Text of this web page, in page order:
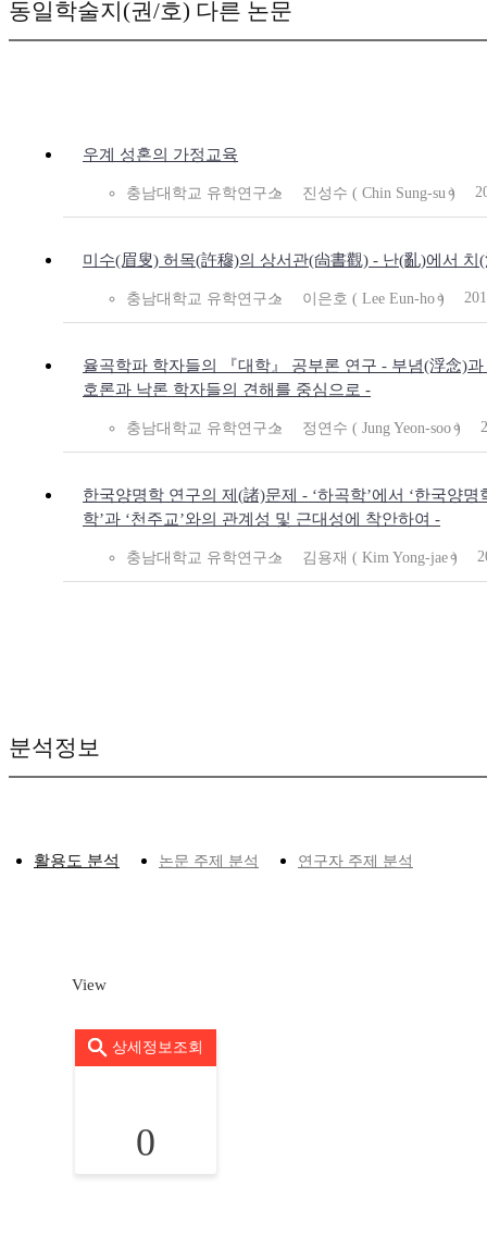
동일학술지(권/호) 다른 논문
우계 성혼의 가정교육
충남대학교 유학연구소 진성수 ( Chin Sung-su )
미수(眉叟) 허목(許穆)의 상서관(尙書觀) - 난(亂)에서 치
충남대학교 유학연구소 이은호 ( Lee Eun-ho )
율곡학파 학자들의 『대학』 공부론 연구 - 부념(浮念)
호론과 낙론 학자들의 견해를 중심으로 -
충남대학교 유학연구소 정연수 ( Jung Yeon-soo )
한국양명학 연구의 제(諸)문제 - ‘하곡학’에서 ‘한국양명
학’과 ‘천주교’와의 관계성 및 근대성에 착안하여 -
충남대학교 유학연구소 김용재 ( Kim Yong-jae )
분석정보
활용도 분석 논문 주제 분석 연구자 주제 분석
View
상세정보조회
0